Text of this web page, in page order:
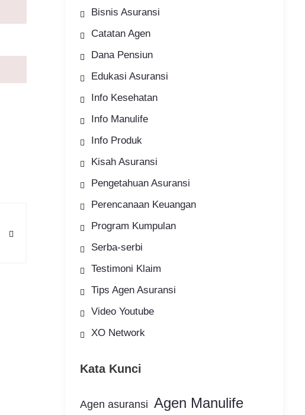
Bisnis Asuransi
Catatan Agen
Dana Pensiun
Edukasi Asuransi
Info Kesehatan
Info Manulife
Info Produk
Kisah Asuransi
Pengetahuan Asuransi
Perencanaan Keuangan
Program Kumpulan
Serba-serbi
Testimoni Klaim
Tips Agen Asuransi
Video Youtube
XO Network
Kata Kunci
Agen asuransi Agen Manulife